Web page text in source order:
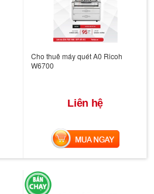
Cho thuê máy quét A0 Ricoh
W6700
Liên hệ
MUA NGAY